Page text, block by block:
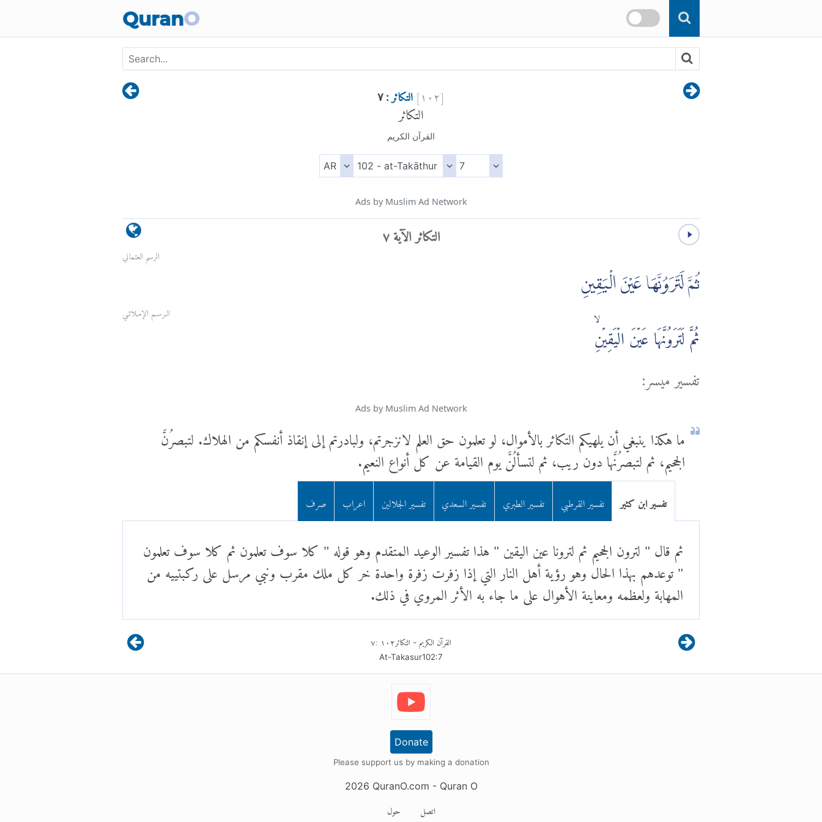
QuranO
[١٠٢]التكاثر : ٧ التكاثر
القرآن الكريم
Ads by Muslim Ad Network
التكاثر الآية ٧
الرسم العثماني
ثُمَّ لَتَرَوُنَّهَا عَيْنَ الْيَقِينِ
الـرسـم الإمـلائـي
ثُمَّ لَتَرَوُنَّهَا عَيۡنَ الۡيَقِيۡنِۙ
تفسير ميسر:
Ads by Muslim Ad Network
ما هكذا ينبغي أن يلهيكم التكاثر بالأموال، لو تعلمون حق العلم لانزجرتم، ولبادرتم إلى إنقاذ أنفسكم من الهلاك. لتبصرُنَّ
الجحيم، ثم لتبصرُنَّها دون ريب، ثم لتسألُنَّ يوم القيامة عن كل أنواع النعيم.
تفسير ابن كثير تفسير القرطبي تفسير الطبري تفسير السعدي تفسير الجلالين اعراب صرف
ثم قال " لترون الجحيم ثم لترونا عين اليقين " هذا تفسير الوعيد المتقدم وهو قوله " كلا سوف تعلمون ثم كلا سوف تعلمون
" توعدهم بهذا الحال وهو رؤية أهل النار التي إذا زفرت زفرة واحدة خر كل ملك مقرب ونبي مرسل على ركبتييه من
المهابة ولعظمه ومعاينة الأهوال على ما جاء به الأثر المروي في ذلك.
القرآن الكريم - التكاثر١٠٢ :٧
At-Takasur102:7
Donate
Please support us by making a donation
2026 QuranO.com - Quran O
حول اتصل